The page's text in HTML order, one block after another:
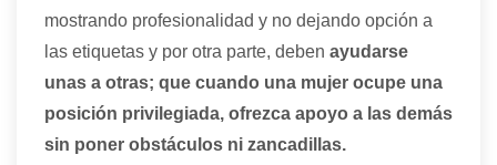
mostrando profesionalidad y no dejando opción a
las etiquetas y por otra parte, deben ayudarse
unas a otras; que cuando una mujer ocupe una
posición privilegiada, ofrezca apoyo a las demás
sin poner obstáculos ni zancadillas.